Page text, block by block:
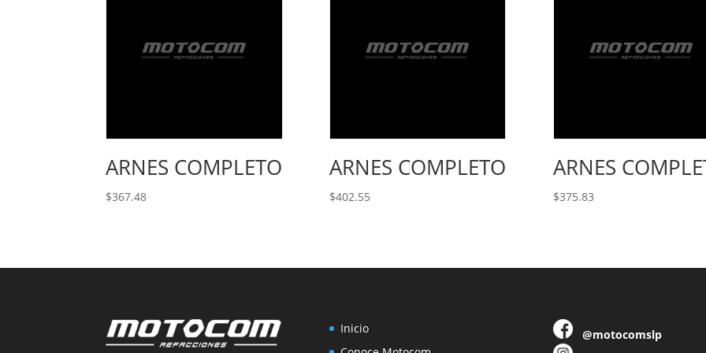
ARNES COMPLETO
$367.48
ARNES COMPLETO
$402.55
ARNES
$375.83
Inicio
@motocomslp